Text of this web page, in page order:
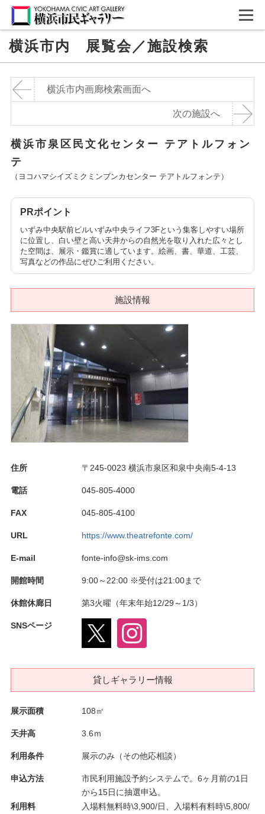
横浜市内 展覧会／施設検索
横浜市内画廊検索画面へ
次の施設へ
横浜市泉区民文化センター テアトルフォン
テ
（ヨコハマシイズミクミンブンカセンター テアトルフォンテ）
PRポイント
いずみ中央駅前ビルいずみ中央ライフ3Fという集客しやすい場所
に位置し、白い壁と高い天井からの自然光を取り入れた広々とし
た空間は、展示・鑑賞に適しています。絵画、書、華道、工芸、
写真などの作品にぜひご利用ください。
施設情報
住所 〒245-0023 横浜市泉区和泉中央南5-4-13
電話 045-805-4000
FAX 045-805-4100
URL https://www.theatrefonte.com/
E-mail fonte-info@sk-ims.com
開館時間 9:00～22:00 ※受付は21:00まで
休館休廊日 第3火曜（年末年始12/29～1/3）
SNSページ
貸しギャラリー情報
展示面積 108㎡
天井高 3.6ｍ
利用条件 展示のみ（その他応相談）
申込方法
市民利用施設予約システムで。6ヶ月前の1日
から15日に抽選申込。
利用料
入場料無料時\3,900/日、入場料有料時\5,800/